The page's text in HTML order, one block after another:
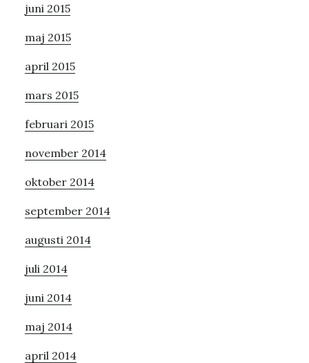
juni 2015
maj 2015
april 2015
mars 2015
februari 2015
november 2014
oktober 2014
september 2014
augusti 2014
juli 2014
juni 2014
maj 2014
april 2014